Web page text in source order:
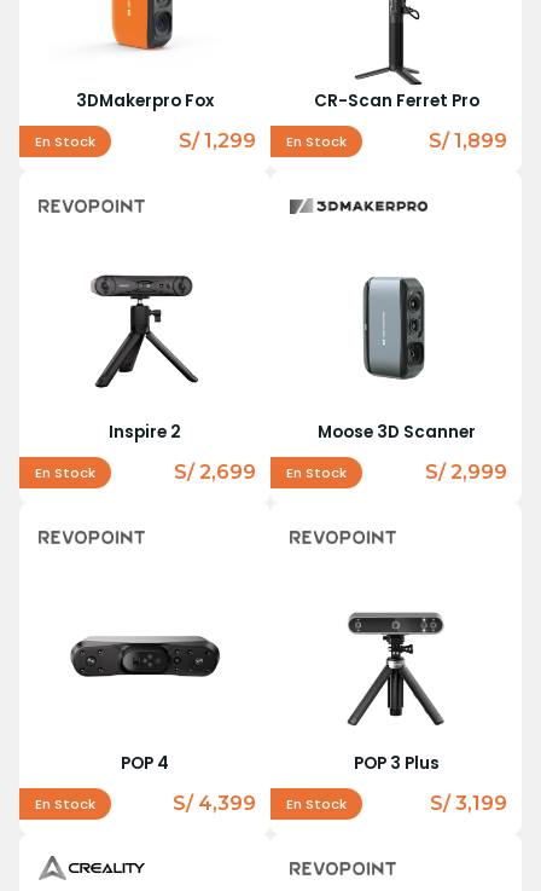
3DMakerpro Fox
En Stock S/ 1,299
CR-Scan Ferret Pro
En Stock S/ 1,899
Inspire 2
En Stock S/ 2,699
Moose 3D Scanner
En Stock S/ 2,999
POP 4
En Stock S/ 4,399
POP 3 Plus
En Stock S/ 3,199